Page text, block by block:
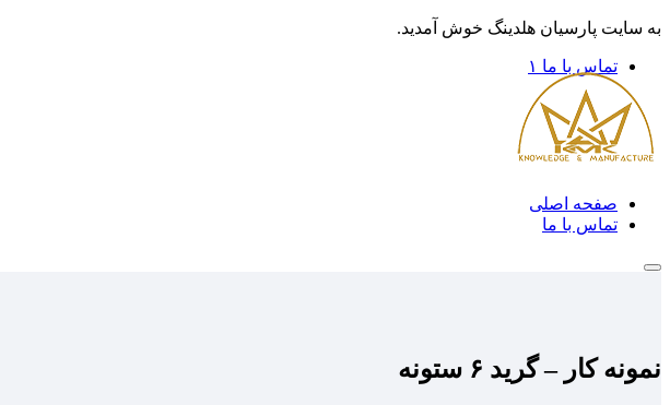
به سایت پارسیان هلدینگ خوش آمدید.
تماس با ما ۱
صفحه اصلی
تماس با ما
نمونه کار – گرید ۶ ستونه